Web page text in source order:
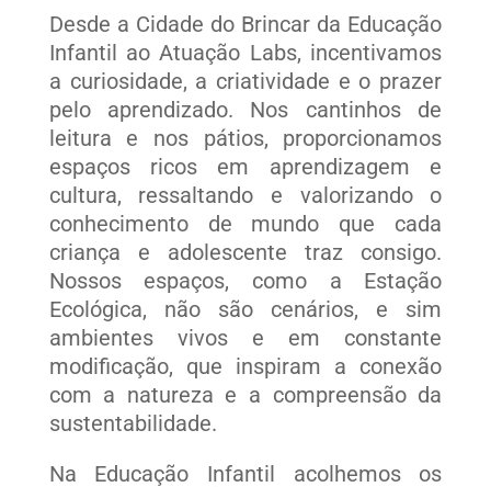
Desde a Cidade do Brincar da Educação
Infantil ao Atuação Labs, incentivamos
a curiosidade, a criatividade e o prazer
pelo aprendizado. Nos cantinhos de
leitura e nos pátios, proporcionamos
espaços ricos em aprendizagem e
cultura, ressaltando e valorizando o
conhecimento de mundo que cada
criança e adolescente traz consigo.
Nossos espaços, como a Estação
Ecológica, não são cenários, e sim
ambientes vivos e em constante
modificação, que inspiram a conexão
com a natureza e a compreensão da
sustentabilidade.
Na Educação Infantil acolhemos os